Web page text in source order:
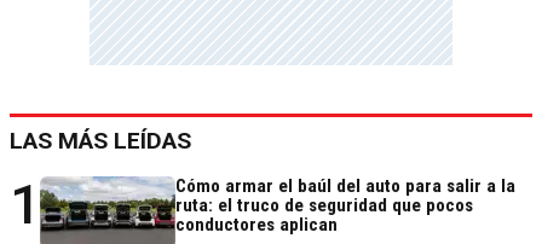
LAS MÁS LEÍDAS
1
Cómo armar el baúl del auto para salir a la
ruta: el truco de seguridad que pocos
conductores aplican